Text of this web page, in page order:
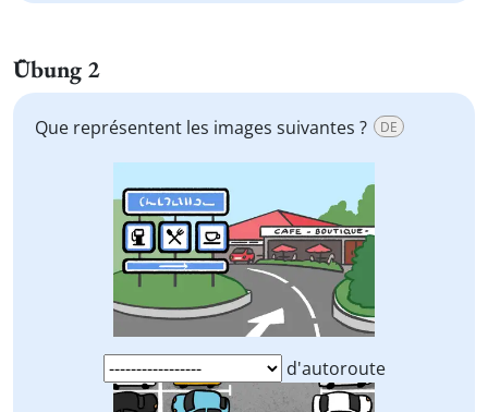
Übung 2
Que représentent les images suivantes ? DE
d'autoroute